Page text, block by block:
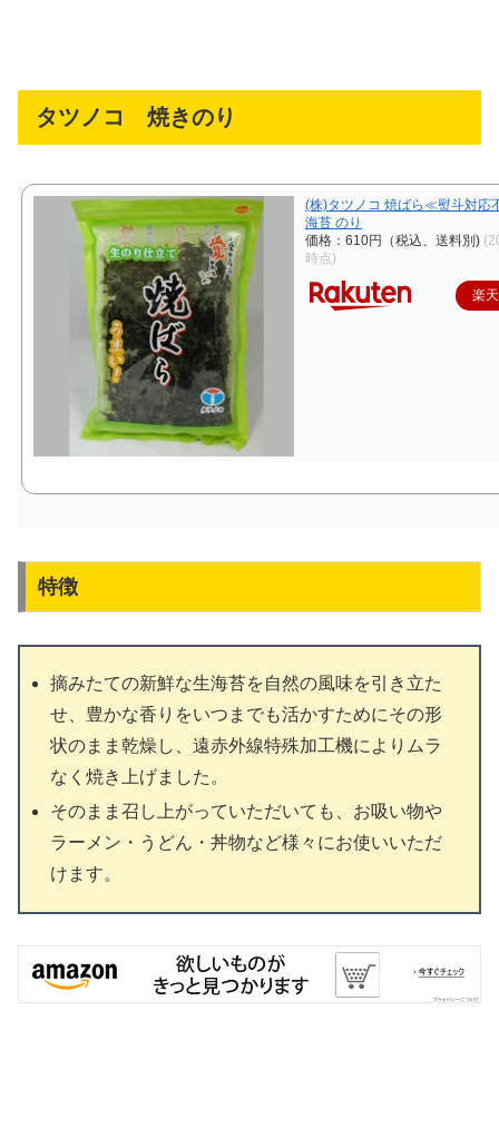
タツノコ 焼きのり
(株)タツノコ 焼ばら≪熨斗対応
海苔 のり
価格：610円（税込、送料別)
時点)
楽
特徴
摘みたての新鮮な生海苔を自然の風味を引き立た
せ、豊かな香りをいつまでも活かすためにその形
状のまま乾燥し、遠赤外線特殊加工機によりムラ
なく焼き上げました。
そのまま召し上がっていただいても、お吸い物や
ラーメン・うどん・丼物など様々にお使いいただ
けます。